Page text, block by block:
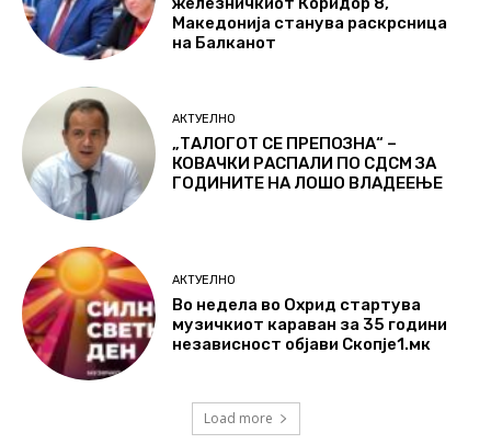
Македонија станува раскрсница
на Балканот
АКТУЕЛНО
„ТАЛОГОТ СЕ ПРЕПОЗНА“ –
КОВАЧКИ РАСПАЛИ ПО СДСМ ЗА
ГОДИНИТЕ НА ЛОШО ВЛАДЕЕЊЕ
АКТУЕЛНО
Во недела во Охрид стартува
музичкиот караван за 35 години
независност објави Скопје1.мк
Load more